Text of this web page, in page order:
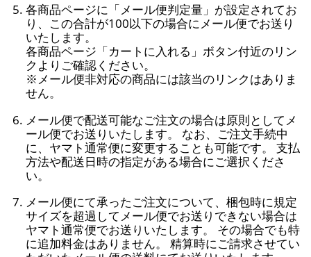
各商品ページに「メール便判定量」が設定されてお
り、この合計が100以下の場合にメール便でお送り
いたします。
各商品ページ「カートに入れる」ボタン付近のリン
クよりご確認ください。
※メール便非対応の商品には該当のリンクはありま
せん。
メール便で配送可能なご注文の場合は原則としてメ
ール便でお送りいたします。 なお、ご注文手続中
に、ヤマト通常便に変更することも可能です。 支払
方法や配送日時の指定がある場合にご選択くださ
い。
メール便にて承ったご注文について、梱包時に規定
サイズを超過してメール便でお送りできない場合は
ヤマト通常便でお送りいたします。 その場合でも特
に追加料金はありません。 精算時にご請求させてい